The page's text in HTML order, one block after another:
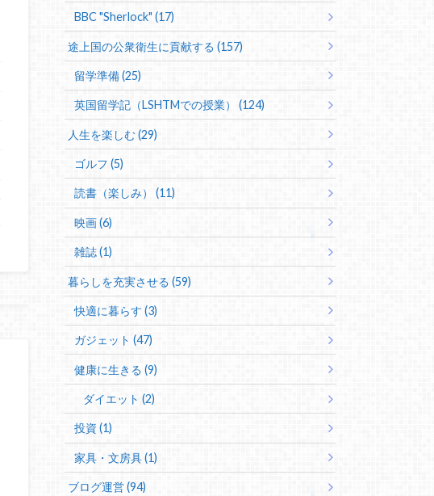
BBC "Sherlock" (17)
途上国の公衆衛生に貢献する (157)
留学準備 (25)
英国留学記（LSHTMでの授業） (124)
人生を楽しむ (29)
ゴルフ (5)
読書（楽しみ） (11)
映画 (6)
雑誌 (1)
暮らしを充実させる (59)
快適に暮らす (3)
ガジェット (47)
健康に生きる (9)
ダイエット (2)
投資 (1)
家具・文房具 (1)
ブログ運営 (94)